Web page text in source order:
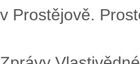
v Prostějově.